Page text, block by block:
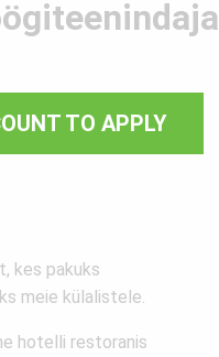
TO APPLY
kes pakuks
meie külalistele.
hotelli restoranis